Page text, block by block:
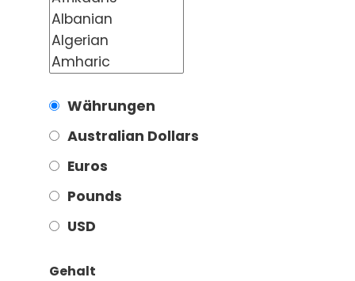
Währungen
Australian Dollars
Euros
Pounds
USD
Gehalt